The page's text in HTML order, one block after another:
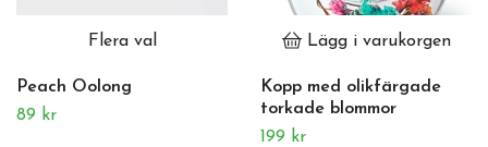
Flera val
Peach Oolong
89 kr
Lägg i varukorgen
Kopp med olikfärgade
torkade blommor
199 kr